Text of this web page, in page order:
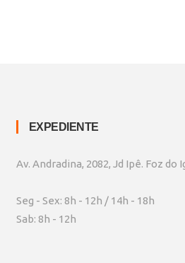
EXPEDIENTE
Av. Andradina, 2082, Jd Ipê. Foz do
Seg - Sex: 8h - 12h / 14h - 18h
Sab: 8h - 12h